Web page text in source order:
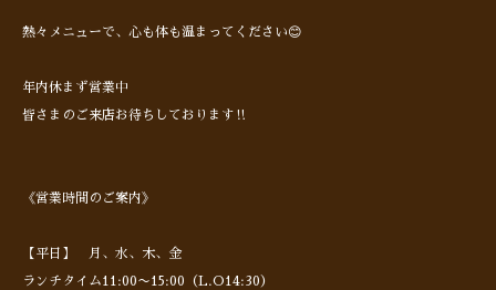
熱々メニューで、心も体も温まってください😊
年内休まず営業中
皆さまのご来店お待ちしております‼︎
《営業時間のご案内》
【平日】 月、水、木、金
ランチタイム11:00〜15:00（L.O14:30）